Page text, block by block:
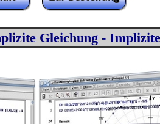
Gleichung -